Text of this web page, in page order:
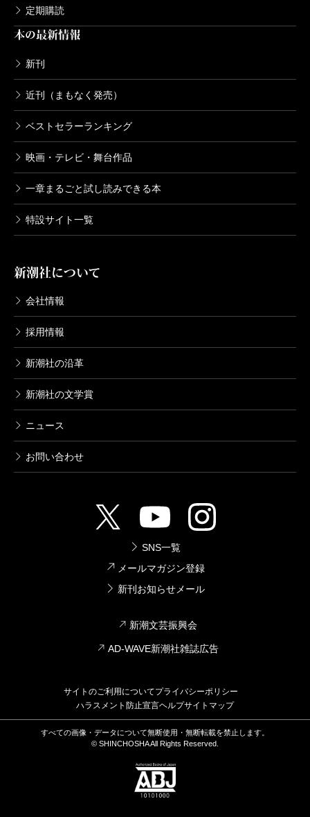
定期購読
本の最新情報
新刊
近刊（まもなく発売）
ベストセラーランキング
映画・テレビ・舞台作品
一章まるごと試し読みできる本
特設サイト一覧
新潮社について
会社情報
採用情報
新潮社の沿革
新潮社の文学賞
ニュース
お問い合わせ
SNS一覧
メールマガジン登録
新刊お知らせメール
新潮文芸振興会
AD-WAVE新潮社雑誌広告
サイトのご利用についてプライバシーポリシー
ハラスメント防止宣言ヘルプサイトマップ
すべての画像・データについて無断使用・無断転載を禁止します。
© SHINCHOSHA All Rights Reserved.